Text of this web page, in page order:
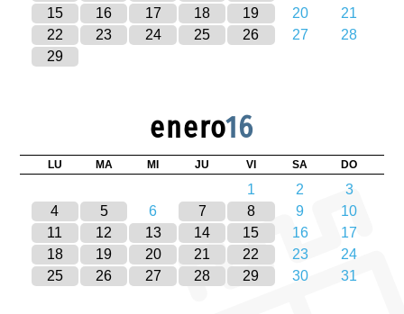
15
16 17 18 19 20
21
22
23 24 25 26 27
28
29
enero16
LU MA MI JU VI SA DO
1 2
3
4
5 6 7 8 9
10
11
12 13 14 15 16
17
18
19 20 21 22 23
24
25
26 27 28 29 30 31